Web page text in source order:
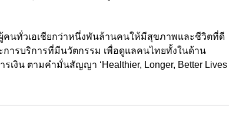
นทั่วเอเชียกว่าหนึ่งพันล้านคนให้มีสุขภาพและชีวิตที่ดี
รบริการที่มีนวัตกรรม เพื่อดูแลคนไทยทั้งในด้าน
งิน ตามคำมั่นสัญญา ‘Healthier, Longer, Better Lives